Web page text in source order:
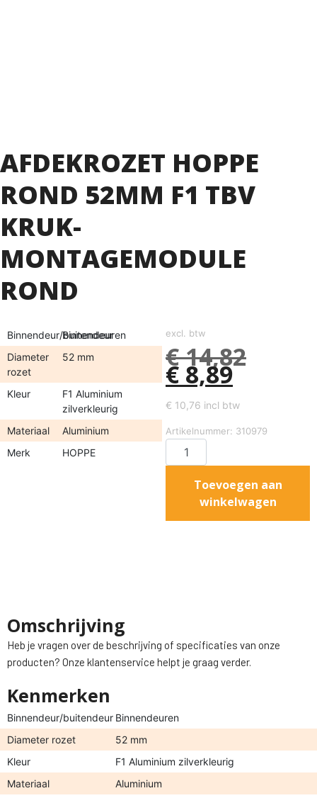
AFDEKROZET HOPPE
ROND 52MM F1 TBV
KRUK-
MONTAGEMODULE
ROND
Binnendeur/buitendeur
Binnendeuren
Diameter
rozet
52 mm
Kleur
F1 Aluminium
zilverkleurig
Materiaal
Aluminium
Merk
HOPPE
excl. btw
€14,82
€ 8,89
€ 10,76 incl btw
Artikelnummer: 310979
Toevoegen aan
winkelwagen
Omschrijving
Heb je vragen over de beschrijving of specificaties van onze
producten? Onze klantenservice helpt je graag verder.
Kenmerken
Binnendeur/buitendeur Binnendeuren
Diameter rozet
52 mm
Kleur
F1 Aluminium zilverkleurig
Materiaal
Aluminium